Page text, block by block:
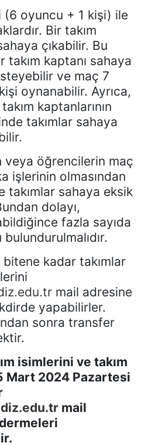
(6 oyuncu + 1 kişi) ile
Bir takım
çıkabilir. Bu
takım kaptanı sahaya
ve maç 7
oynanabilir. Ayrıca,
kaptanlarının
takımlar sahaya
veya öğrencilerin maç
işlerinin olmasından
takımlar sahaya eksik
dolayı,
fazla sayıda
bitene kadar takımlar
mail adresine
yapabilirler.
sonra transfer
isimlerini ve takım
Mart 2024 Pazartesi
mail